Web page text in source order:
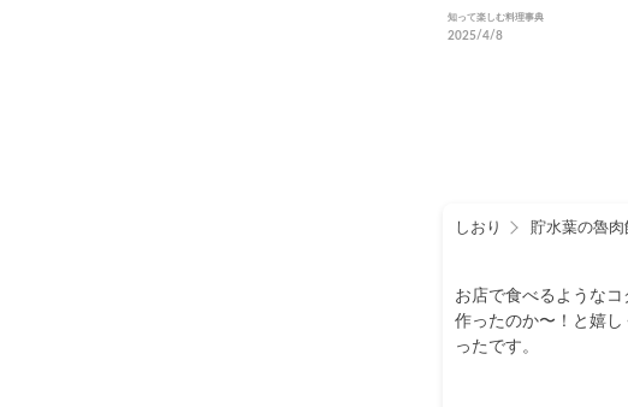
ドの魅力、歴史、地域差
を徹底解説
知って楽しむ料理事典
2025/4/8
しおり 貯水葉の魯
お店で食べるような
作ったのか〜！と嬉
ったです。